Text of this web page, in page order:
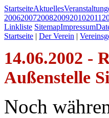
StartseiteAktuelles
200620072008200920102011
Linkliste SitemapImpressum
Startseite | Der Verein |
14.06.2002 -
Außenstelle
Noch